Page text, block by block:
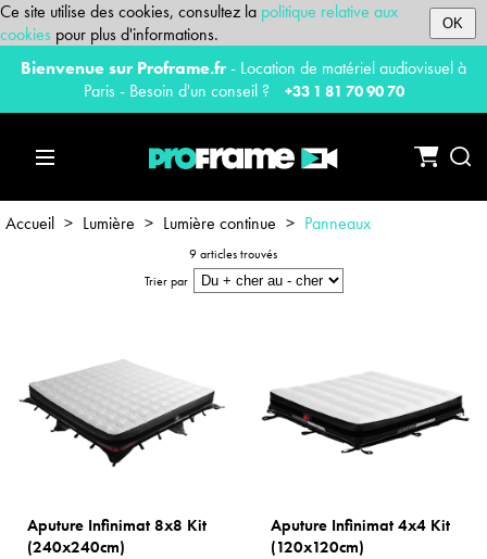
Ce site utilise des cookies, consultez la politique relative aux
cookies pour plus d'informations. OK
Bienvenue sur Proframe.fr- Location de matériel audiovisuel à
Paris - Besoin d'un conseil ?
+33 1 81 70 90 70
Accueil > Lumière > Lumière continue > Panneaux
9 articles trouvés
Trier par
Aputure Infinimat 8x8 Kit
(240x240cm)
Aputure Infinimat 4x4 Kit
(120x120cm)